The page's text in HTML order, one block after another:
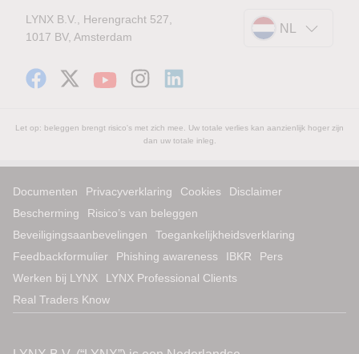
LYNX B.V., Herengracht 527,
1017 BV, Amsterdam
NL
Let op: beleggen brengt risico's met zich mee. Uw totale verlies kan aanzienlijk hoger zijn
dan uw totale inleg.
Documenten Privacyverklaring Cookies
Disclaimer
Bescherming
Risico’s van beleggen
Beveiligingsaanbevelingen
Toegankelijkheidsverklaring
Feedbackformulier
Phishing awareness IBKR
Pers
Werken bij LYNX
LYNX Professional Clients
Real Traders Know